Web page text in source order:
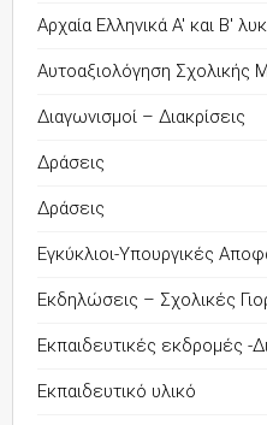
Αρχαία Ελληνικά Α' και Β'
Αυτοαξιολόγηση Σχολικής
Διαγωνισμοί – Διακρίσεις
Δράσεις
Δράσεις
Εγκύκλιοι-Υπουργικές
Εκδηλώσεις – Σχολικές
Εκπαιδευτικές εκδρομές -
Εκπαιδευτικό υλικό